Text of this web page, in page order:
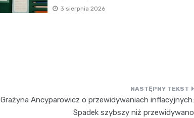
3 sierpnia 2026
Grażyna Ancyparowicz o przewidywaniach inflacyjnych:
Spadek szybszy niż przewidywano